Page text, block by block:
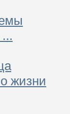
жизни